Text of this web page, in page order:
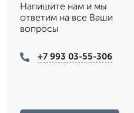
Напишите нам и мы
ответим на все Ваши
вопросы
+7 993 03-55-306